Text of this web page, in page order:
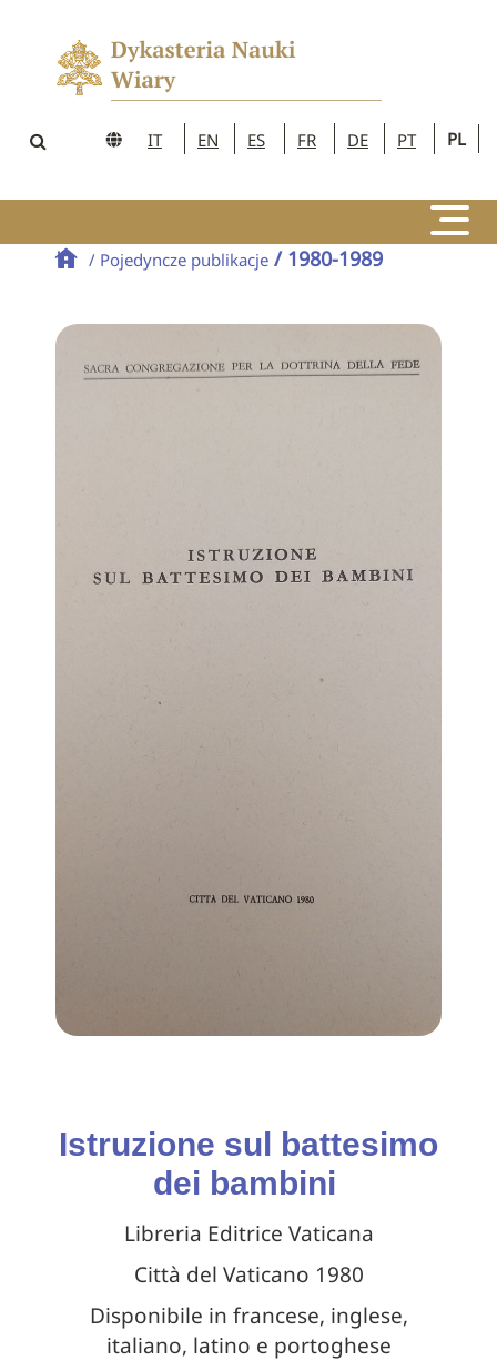
IT EN ES FR DE PT PL
/ Pojedyncze publikacje / 1980-1989
Istruzione sul battesimo
dei bambini
Libreria Editrice Vaticana
Città del Vaticano 1980
Disponibile in francese, inglese,
italiano, latino e portoghese